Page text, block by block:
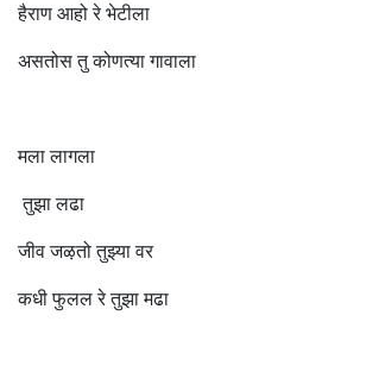
हैराण आहो रे भेटीला
असतोस तु कोणत्या गावाला
मला लागला
तुझा लढा
जीव जऴतो तुझ्या वर
कधी फुलल रे तुझा मढा